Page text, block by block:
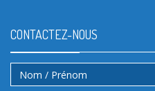
CONTACTEZ-NOUS